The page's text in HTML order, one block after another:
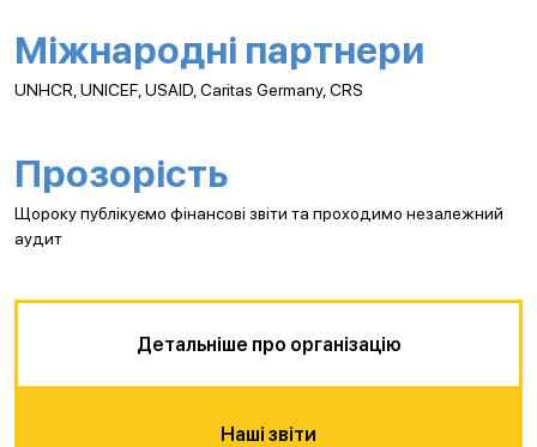
Міжнародні партнери
UNHCR, UNICEF, USAID, Caritas Germany, CRS
Прозорість
Щороку публікуємо фінансові звіти та проходимо незалежний
аудит
Детальніше про організацію
Наші звіти